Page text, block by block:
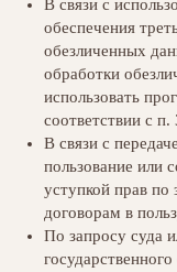
В связи с
обеспечения
обезличенных
обработки
использовать
соответствии с
В связи с
пользование или
уступкой прав по
договорам в
По запросу суда